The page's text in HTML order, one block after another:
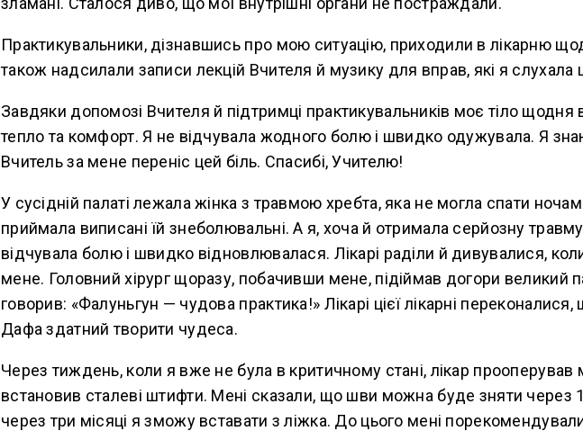
Практикувальники, дізнавшись про мою ситуацію, приходили в лікарню
також надсилали записи лекцій Вчителя й музику для вправ, які я слухала
Завдяки допомозі Вчителя й підтримці практикувальників моє тіло щодня
тепло та комфорт. Я не відчувала жодного болю і швидко одужувала. Я
Вчитель за мене переніс цей біль. Спасибі, Учителю!
У сусідній палаті лежала жінка з травмою хребта, яка не могла спати
приймала виписані їй знеболювальні. А я, хоча й отримала серйозну
відчувала болю і швидко відновлювалася. Лікарі раділи й дивувалися,
мене. Головний хірург щоразу, побачивши мене, підіймав догори великий
говорив: «Фалуньгун — чудова практика!» Лікарі цієї лікарні
Дафа здатний творити чудеса.
Через тиждень, коли я вже не була в критичному стані, лікар прооперував
встановив сталеві штифти. Мені сказали, що шви можна буде зняти через
через три місяці я зможу вставати з ліжка. До цього мені